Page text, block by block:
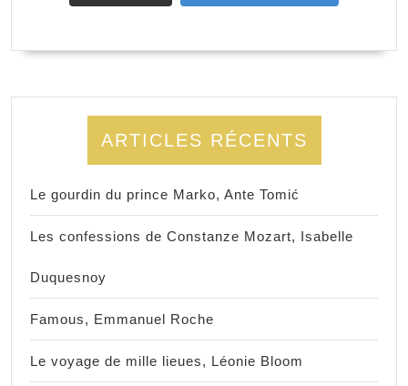
ARTICLES RÉCENTS
Le gourdin du prince Marko, Ante Tomić
Les confessions de Constanze Mozart, Isabelle
Duquesnoy
Famous, Emmanuel Roche
Le voyage de mille lieues, Léonie Bloom